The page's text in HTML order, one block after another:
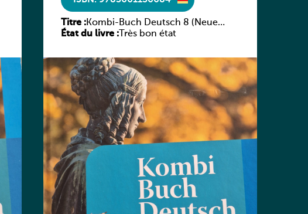
Titre :Kombi-Buch Deutsch 8 (Neue
Ausgabe Luxemburg)
État du livre :Très bon état